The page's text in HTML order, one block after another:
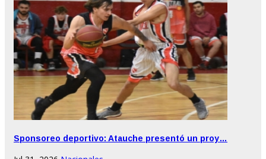
Sponsoreo deportivo: Atauche presentó un proy…